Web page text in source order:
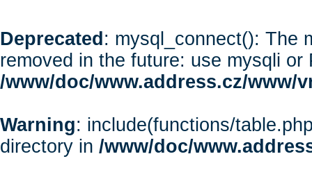
Deprecated : mysql_connect(): The
removed in the future: use mysqli or
/www/doc/www.address.cz/www/
Warning: include(functions/
directory in /www/doc/